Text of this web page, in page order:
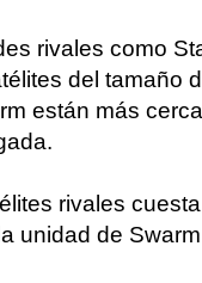
rivales como
del tamaño
están más
rivales
unidad de